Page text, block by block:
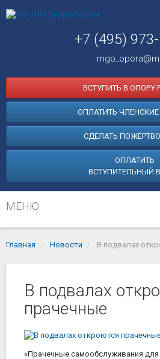
+7 (495)
ВСТУПИТЬ В ОПОРУ
ОПЛАТИТЬ
СДЕЛАТЬ
ОПЛАТИТЬ
ВСТУПИТЕЛЬНЫЙ
МЕНЮ
Главная Новости В подвалах
В подвалах
прачечные
«Прачечные самообслуживания